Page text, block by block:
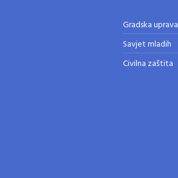
Gradska uprava
Savjet mladih
Civilna zaštita